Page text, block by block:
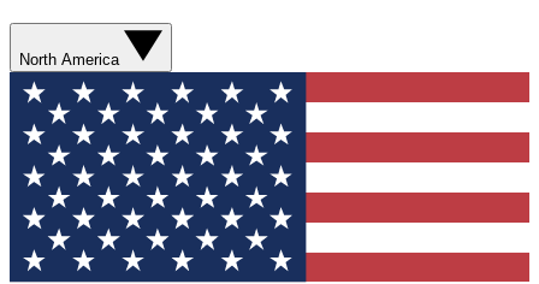
North America